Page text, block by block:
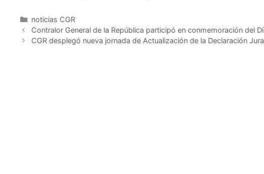
noticias CGR
Contralor General de la República participó en conmemoración del
CGR desplegó nueva jornada de Actualización de la Declaración